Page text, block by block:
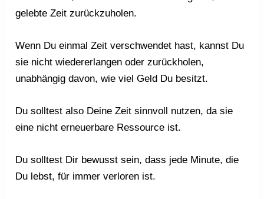
gelebte Zeit zurückzuholen.
Wenn Du einmal Zeit verschwendet hast, kannst Du
sie nicht wiedererlangen oder zurückholen,
unabhängig davon, wie viel Geld Du besitzt.
Du solltest also Deine Zeit sinnvoll nutzen, da sie
eine nicht erneuerbare Ressource ist.
Du solltest Dir bewusst sein, dass jede Minute, die
Du lebst, für immer verloren ist.